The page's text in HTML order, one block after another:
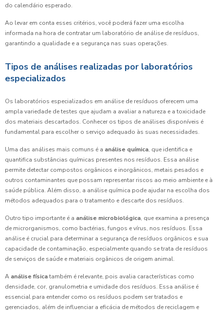
do calendário esperado.
Ao levar em conta esses critérios, você poderá fazer uma escolha
informada na hora de contratar um laboratório de análise de resíduos,
garantindo a qualidade e a segurança nas suas operações.
Tipos de análises realizadas por laboratórios
especializados
Os laboratórios especializados em análise de resíduos oferecem uma
ampla variedade de testes que ajudam a avaliar a natureza e a toxicidade
dos materiais descartados. Conhecer os tipos de análises disponíveis é
fundamental para escolher o serviço adequado às suas necessidades.
Uma das análises mais comuns é a análise química, que identifica e
quantifica substâncias químicas presentes nos resíduos. Essa análise
permite detectar compostos orgânicos e inorgânicos, metais pesados e
outros contaminantes que possam representar riscos ao meio ambiente e à
saúde pública. Além disso, a análise química pode ajudar na escolha dos
métodos adequados para o tratamento e descarte dos resíduos.
Outro tipo importante é a análise microbiológica, que examina a presença
de microrganismos, como bactérias, fungos e vírus, nos resíduos. Essa
análise é crucial para determinar a segurança de resíduos orgânicos e sua
capacidade de contaminação, especialmente quando se trata de resíduos
de serviços de saúde e materiais orgânicos de origem animal.
A análise físicatambém é relevante, pois avalia características como
densidade, cor, granulometria e umidade dos resíduos. Essa análise é
essencial para entender como os resíduos podem ser tratados e
gerenciados, além de influenciar a eficácia de métodos de reciclagem e